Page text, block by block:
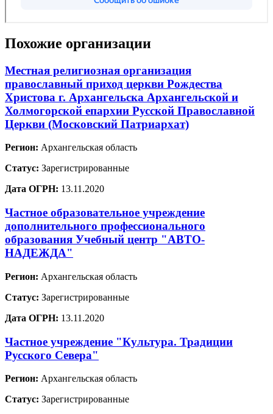
Похожие организации
Местная религиозная организация
православный приход церкви Рождества
Христова г. Архангельска Архангельской и
Холмогорской епархии Русской Православной
Церкви (Московский Патриархат)
Регион: Архангельская область
Статус: Зарегистрированные
Дата ОГРН: 13.11.2020
Частное образовательное учреждение
дополнительного профессионального
образования Учебный центр "АВТО-
НАДЕЖДА"
Регион: Архангельская область
Статус: Зарегистрированные
Дата ОГРН: 13.11.2020
Частное учреждение "Культура. Традиции
Русского Севера"
Регион: Архангельская область
Статус: Зарегистрированные